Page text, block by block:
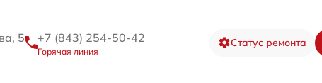
5 +7 (843) 254-50-42
Горячая линия
Статус ремонта